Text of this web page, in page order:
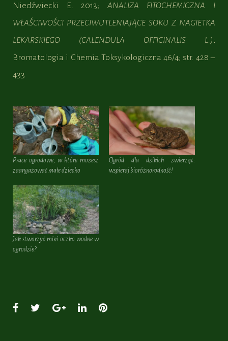
Niedźwiecki E. 2013; ANALIZA FITOCHEMICZNA I
WŁAŚCIWOŚCI PRZECIWUTLENIAJĄCE SOKU Z NAGIETKA
LEKARSKIEGO (CALENDULA OFFICINALIS L.);
Bromatologia i Chemia Toksykologiczna 46/4; str. 428 –
433
Prace ogrodowe, w które możesz
zaangażować małe dziecko
Ogród dla dzikich zwierząt:
wspieraj bioróżnorodność!
Jak stworzyć mini oczko wodne w
ogrodzie?
FacebookTwitterGoogle+LinkedInPinterest